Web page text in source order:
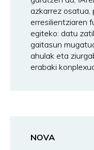
azkarrez osatua,
erresilientziaren
egiteko: datu
gaitasun
ahulak eta
erabaki
NOVA